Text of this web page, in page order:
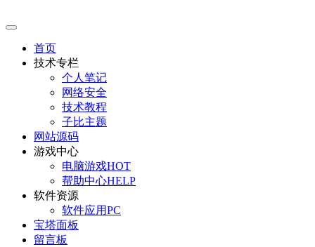
首页
技术专栏
个人笔记
网络安全
技术教程
子比主题
网站源码
游戏中心
电脑游戏HOT
帮助中心HELP
软件资源
软件应用PC
宝塔面板
留言板